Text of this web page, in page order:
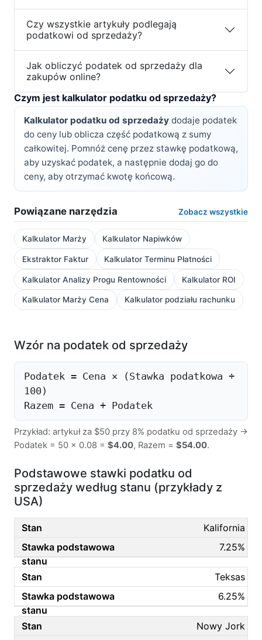
Czy wszystkie artykuły podlegają
podatkowi od sprzedaży?
Jak obliczyć podatek od sprzedaży dla
zakupów online?
Czym jest kalkulator podatku od sprzedaży?
Kalkulator podatku od sprzedaży dodaje podatek
do ceny lub oblicza część podatkową z sumy
całkowitej. Pomnóż cenę przez stawkę podatkową,
aby uzyskać podatek, a następnie dodaj go do
ceny, aby otrzymać kwotę końcową.
Powiązane narzędzia Zobacz wszystkie
Kalkulator Marży Kalkulator Napiwków
Ekstraktor Faktur Kalkulator Terminu Płatności
Kalkulator Analizy Progu Rentowności Kalkulator ROI
Kalkulator Marży Cena Kalkulator podziału rachunku
Wzór na podatek od sprzedaży
Podatek = Cena × (Stawka podatkowa ÷
100)
Razem = Cena + Podatek
Przykład: artykuł za $50 przy 8% podatku od sprzedaży →
Podatek = 50 × 0.08 = $4.00, Razem = $54.00.
Podstawowe stawki podatku od
sprzedaży według stanu (przykłady z
USA)
Kalifornia
7.25%
Teksas
6.25%
Nowy Jork